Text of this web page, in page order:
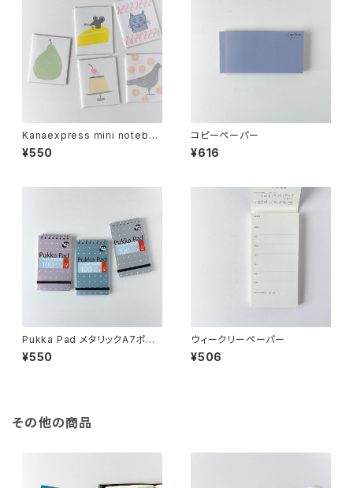
Kanaexpress mini notebo
ok
¥550
コピーペーパー
¥616
Pukka Pad メタリックA7ポケ
ットメモ
¥550
ウィークリーペーパー
¥506
その他の商品